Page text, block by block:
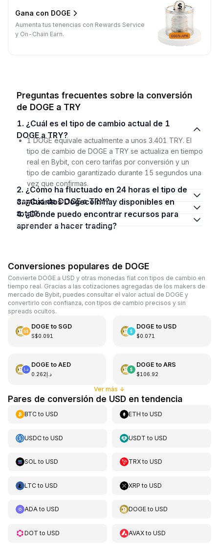
Gana con DOGE
Aumenta tus tenencias con Rewards Service
y On-Chain Earn.
Preguntas frecuentes sobre la conversión
de DOGE a TRY
1. ¿Cuál es el tipo de cambio actual de 1
DOGE a TRY?
1 DOGE equivale actualmente a unos 3.401 TRY. El
tipo de cambio de DOGE a TRY se actualiza en tiempo
real en Bybit, con cero tarifas por conversión y un
tipo de cambio garantizado durante 15 segundos una
vez que confirmas.
2. ¿Cómo ha fluctuado en 24 horas el tipo de
cambio de DOGE a TRY?
3. ¿Cuántos Dogecoin hay disponibles en
total?
4. ¿Dónde puedo encontrar recursos para
aprender a hacer trading?
Conversiones populares de DOGE
Convierte DOGE a USD y otras monedas fiat con tipos de cambio en
tiempo real. Gracias a las cotizaciones agregadas de los makers de
mercado de Bybit, puedes consultar el valor actual de DOGE y
convertirlo con confianza, con tipos de cambio precisos y sin
spreads ocultos.
DOGE to SGD
S$0.091
DOGE to USD
$0.071
DOGE to AED
د.إ0.262
DOGE to ARS
$106.92
Ver más ↓
Pares de conversión de USD en tendencia
BTCto USD ETH toUSD
USDCto USD USDT toUSD
SOL to USD TRXtoUSD
LTCto USD XRP toUSD
ADAto USD DOGEtoUSD
DOT to USD AVAXtoUSD